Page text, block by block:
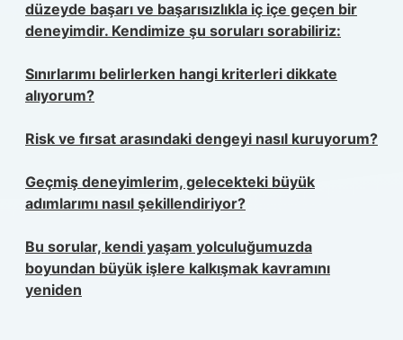
düzeyde başarı ve başarısızlıkla iç içe geçen bir
deneyimdir. Kendimize şu soruları sorabiliriz:
Sınırlarımı belirlerken hangi kriterleri dikkate
alıyorum?
Risk ve fırsat arasındaki dengeyi nasıl kuruyorum?
Geçmiş deneyimlerim, gelecekteki büyük
adımlarımı nasıl şekillendiriyor?
Bu sorular, kendi yaşam yolculuğumuzda
boyundan büyük işlere kalkışmak kavramını
yeniden